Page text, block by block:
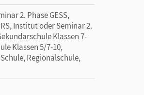
2. Phase GESS,
Institut oder Seminar 2.
Klassen 7-
Klassen 5/7-10,
Regionalschule,